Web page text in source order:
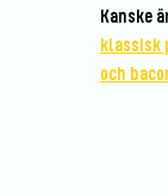
Kanske
klassisk
och